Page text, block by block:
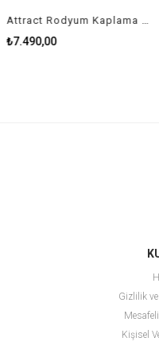
Attract Rodyum Kaplama Kadın Kelepçe Size M
₺7.490,00
Gizlilik
Kişisel